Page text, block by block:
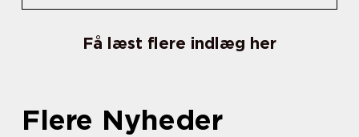
Få læst flere indlæg her
Flere Nyheder